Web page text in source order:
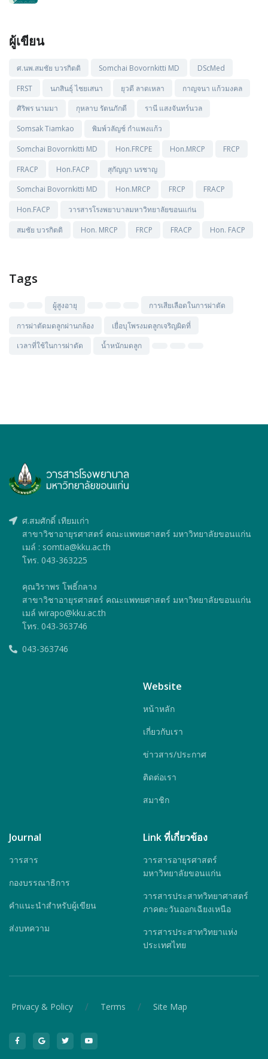
ผู้เขียน
ศ.นพ.สมชัย บวรกิตติ Somchai Bovornkitti MD
DScMed
FRST
นภสินธุ์ ไชยเสนา ยุวดี ลาดเหลา
กาญจนา แก้วมงคล
ศิริพร นามมา
กุหลาบ รัตนภักดี
รานี แสงจันทร์นวล
Somsak Tiamkao
พิมพ์วลัญช์ กำแพงแก้ว
Somchai Bovornkitti MD
Hon.FRCPE Hon.MRCP
FRCP
FRACP
Hon.FACP
สุกัญญา นรชาญ
Somchai Bovornkitti MD
Hon.MRCP FRCP
FRACP
Hon.FACP
วารสารโรงพยาบาลมหาวิทยาลัยขอนแก่น
สมชัย บวรกิตติ
Hon. MRCP FRCP FRACP Hon. FACP
Tags
ผู้สูงอายุ
การเสียเลือดในการผ่าตัด
การผ่าตัดมดลูกผ่านกล้อง
เยื่อบุโพรงมดลูกเจริญผิดที่
เวลาที่ใช้ในการผ่าตัด
น้ำหนักมดลูก
ศ.สมศักดิ์ เทียมเก่า
สาขาวิชาอายุรศาสตร์ คณะแพทยศาสตร์ มหาวิทยาลัยขอนแก่น
เมล์ : somtia@kku.ac.th
โทร. 043-363225
คุณวิราพร โพธิ์กลาง
สาขาวิชาอายุรศาสตร์ คณะแพทยศาสตร์ มหาวิทยาลัยขอนแก่น
เมล์ wirapo@kku.ac.th
โทร. 043-363746
043-363746
Website
หน้าหลัก
เกี่ยวกับเรา
ข่าวสาร/ประกาศ
ติดต่อเรา
สมาชิก
Journal
วารสาร
กองบรรณาธิการ
คำแนะนำสำหรับผู้เขียน
ส่งบทความ
Link ที่เกี่ยวข้อง
วารสารอายุรศาสตร์
มหาวิทยาลัยขอนแก่น
วารสารประสาทวิทยาศาสตร์
ภาคตะวันออกเฉียงเหนือ
วารสารประสาทวิทยาแห่ง
ประเทศไทย
Privacy & Policy / Terms / Site Map